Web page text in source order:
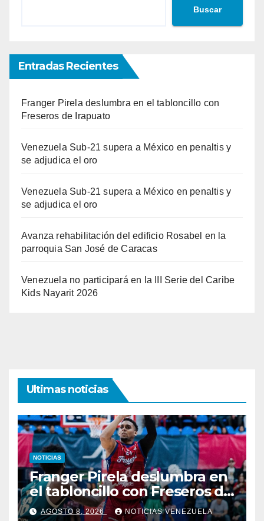
Buscar
Entradas Recientes
Franger Pirela deslumbra en el tabloncillo con
Freseros de Irapuato
Venezuela Sub-21 supera a México en penaltis y
se adjudica el oro
Venezuela Sub-21 supera a México en penaltis y
se adjudica el oro
Avanza rehabilitación del edificio Rosabel en la
parroquia San José de Caracas
Venezuela no participará en la III Serie del Caribe
Kids Nayarit 2026
Ultimas noticias
NOTICIAS
Franger Pirela deslumbra en
el tabloncillo con Freseros de
Irapuato
AGOSTO 8, 2026 NOTICIAS VENEZUELA